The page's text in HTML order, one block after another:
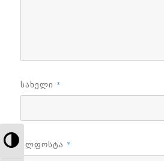
TOGGLE HIGH
ᲡᲐᲮᲔᲚᲘ *
ᲔᲚᲤᲝᲡᲢᲐ *